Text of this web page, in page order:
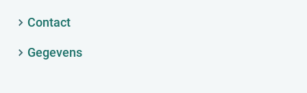
Contact
Gegevens